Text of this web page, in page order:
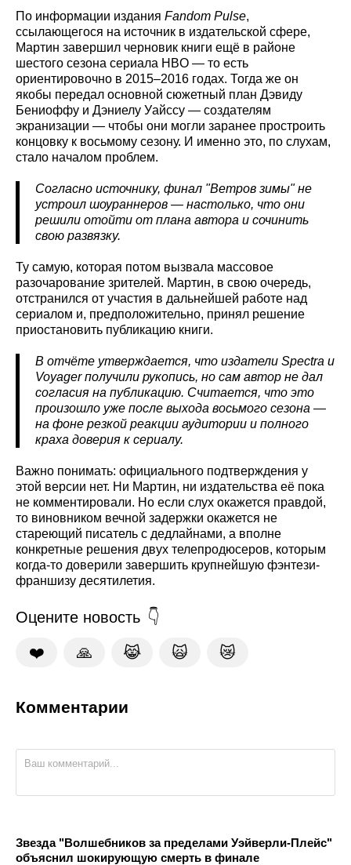
По информации издания Fandom Pulse,
ссылающегося на источник в издательской сфере,
Мартин завершил черновик книги ещё в районе
шестого сезона сериала HBO — то есть
ориентировочно в 2015–2016 годах. Тогда же он
якобы передал основной сюжетный план Дэвиду
Бениоффу и Дэниелу Уайссу — создателям
экранизации — чтобы они могли заранее простроить
концовку к восьмому сезону. И именно это, по слухам,
стало началом проблем.
Согласно источнику, финал "Ветров зимы" не
устроил шоураннеров — настолько, что они
решили отойти от плана автора и сочинить
свою развязку.
Ту самую, которая потом вызвала массовое
разочарование зрителей. Мартин, в свою очередь,
отстранился от участия в дальнейшей работе над
сериалом и, предположительно, принял решение
приостановить публикацию книги.
В отчёте утверждается, что издатели Spectra и
Voyagerполучили рукопись, но сам автор не дал
согласия на публикацию. Считается, что это
произошло уже после выхода восьмого сезона —
на фоне резкой реакции аудитории и полного
краха доверия к сериалу.
Важно понимать: официального подтверждения у
этой версии нет. Ни Мартин, ни издательства её пока
не комментировали. Но если слух окажется правдой,
то виновником вечной задержки окажется не
стареющий писатель с дедлайнами, а вполне
конкретные решения двух телепродюсеров, которым
когда-то доверили завершить крупнейшую фэнтези-
франшизу десятилетия.
Оцените новость
❤️ 🙏 😹 🙀 😿
Комментарии
Звезда "Волшебников за пределами Уэйверли-Плейс"
объяснил шокирующую смерть в финале